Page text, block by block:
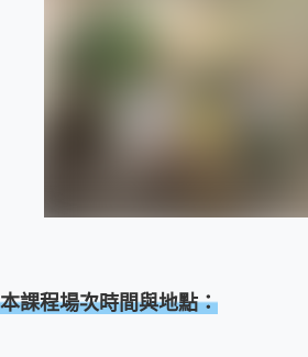
本課程場次時間與地點：